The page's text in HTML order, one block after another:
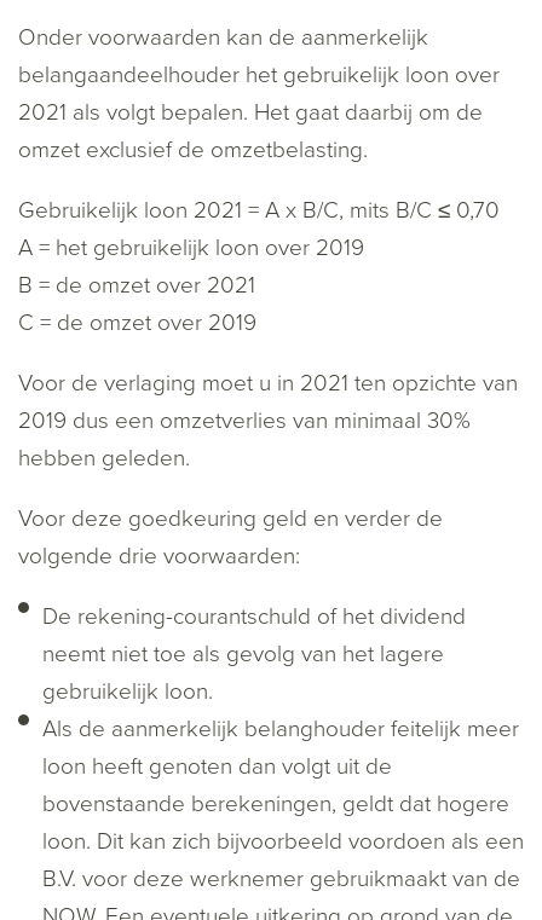
Onder voorwaarden kan de aanmerkelijk
belangaandeelhouder het gebruikelijk loon over
2021 als volgt bepalen. Het gaat daarbij om de
omzet exclusief de omzetbelasting.
Gebruikelijk loon 2021 = A x B/C, mits B/C ≤ 0,70
A = het gebruikelijk loon over 2019
B = de omzet over 2021
C = de omzet over 2019
Voor de verlaging moet u in 2021 ten opzichte van
2019 dus een omzetverlies van minimaal 30%
hebben geleden.
Voor deze goedkeuring geld en verder de
volgende drie voorwaarden:
De rekening-courantschuld of het dividend
neemt niet toe als gevolg van het lagere
gebruikelijk loon.
Als de aanmerkelijk belanghouder feitelijk meer
loon heeft genoten dan volgt uit de
bovenstaande berekeningen, geldt dat hogere
loon. Dit kan zich bijvoorbeeld voordoen als een
B.V. voor deze werknemer gebruikmaakt van de